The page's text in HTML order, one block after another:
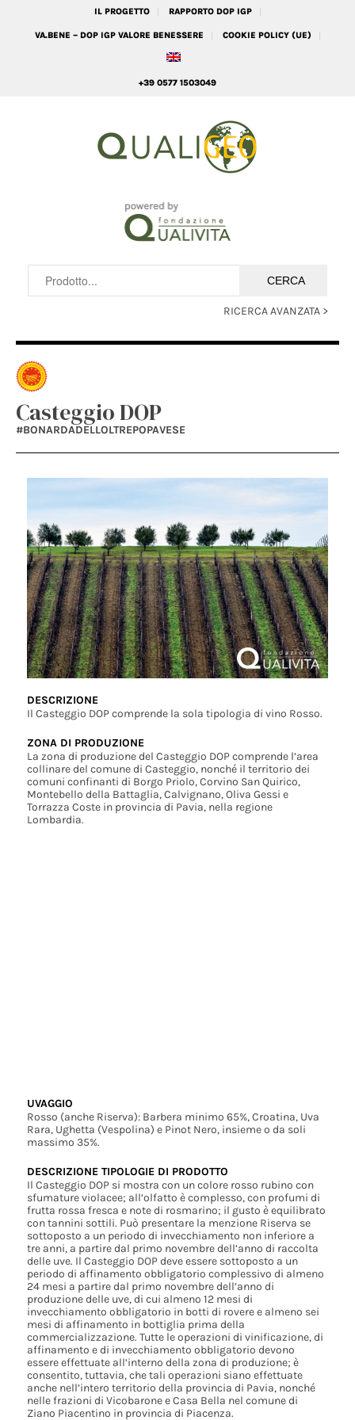
IL PROGETTO RAPPORTO DOP IGP
VA.BENE – DOP IGP VALORE BENESSERE COOKIE POLICY (UE)
+39 0577 1503049
RICERCA AVANZATA >
Casteggio DOP
#BONARDADELLOLTREPOPAVESE
DESCRIZIONE
Il Casteggio DOP comprende la sola tipologia di vino Rosso.
ZONA DI PRODUZIONE
La zona di produzione del Casteggio DOP comprende l’area
collinare del comune di Casteggio, nonché il territorio dei
comuni confinanti di Borgo Priolo, Corvino San Quirico,
Montebello della Battaglia, Calvignano, Oliva Gessi e
Torrazza Coste in provincia di Pavia, nella regione
Lombardia.
UVAGGIO
Rosso (anche Riserva): Barbera minimo 65%, Croatina, Uva
Rara, Ughetta (Vespolina) e Pinot Nero, insieme o da soli
massimo 35%.
DESCRIZIONE TIPOLOGIE DI PRODOTTO
Il Casteggio DOP si mostra con un colore rosso rubino con
sfumature violacee; all’olfatto è complesso, con profumi di
frutta rossa fresca e note di rosmarino; il gusto è equilibrato
con tannini sottili. Può presentare la menzione Riserva se
sottoposto a un periodo di invecchiamento non inferiore a
tre anni, a partire dal primo novembre dell’anno di raccolta
delle uve. Il Casteggio DOP deve essere sottoposto a un
periodo di affinamento obbligatorio complessivo di almeno
24 mesi a partire dal primo novembre dell’anno di
produzione delle uve, di cui almeno 12 mesi di
invecchiamento obbligatorio in botti di rovere e almeno sei
mesi di affinamento in bottiglia prima della
commercializzazione. Tutte le operazioni di vinificazione, di
affinamento e di invecchiamento obbligatorio devono
essere effettuate all’interno della zona di produzione; è
consentito, tuttavia, che tali operazioni siano effettuate
anche nell’intero territorio della provincia di Pavia, nonché
nelle frazioni di Vicobarone e Casa Bella nel comune di
Ziano Piacentino in provincia di Piacenza.